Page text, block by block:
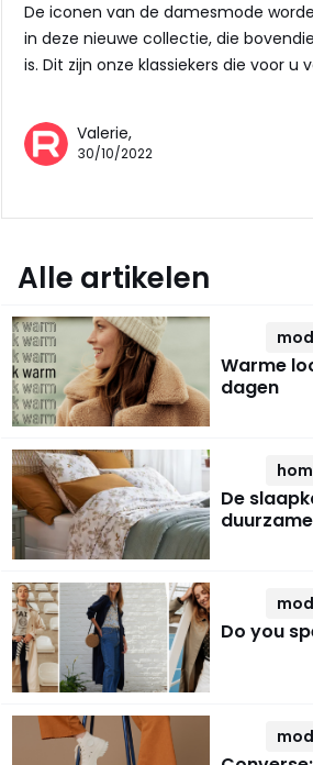
De iconen van de damesmode
in deze nieuwe collectie, die
is. Dit zijn onze klassiekers die voor u
Valerie,
30/10/2022
Alle artikelen
Warme
dagen
De
Do you